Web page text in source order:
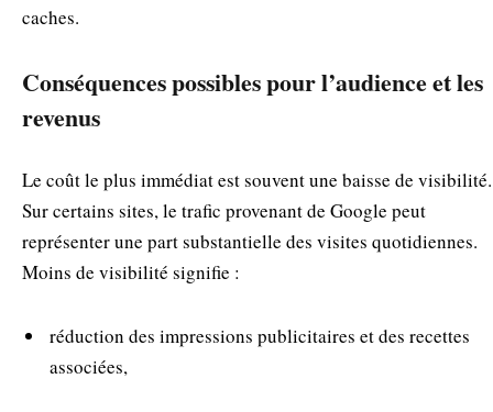
caches.
Conséquences possibles pour l’audience et les
revenus
Le coût le plus immédiat est souvent une baisse de visibilité.
Sur certains sites, le trafic provenant de Google peut
représenter une part substantielle des visites quotidiennes.
Moins de visibilité signifie :
réduction des impressions publicitaires et des recettes
associées,